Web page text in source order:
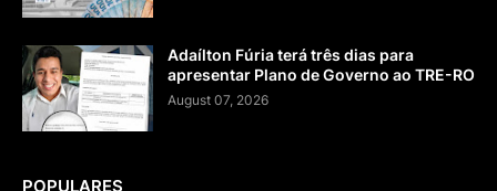
Adaílton Fúria terá três dias para
apresentar Plano de Governo ao TRE-RO
August 07, 2026
POPULARES